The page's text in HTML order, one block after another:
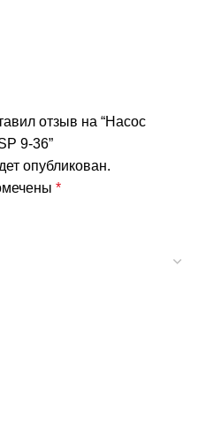
отзыв на “Насос
9-36”
опубликован.
*